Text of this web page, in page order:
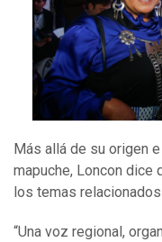
Más allá de su origen
mapuche, Loncon dice
los temas
“Una voz regional,